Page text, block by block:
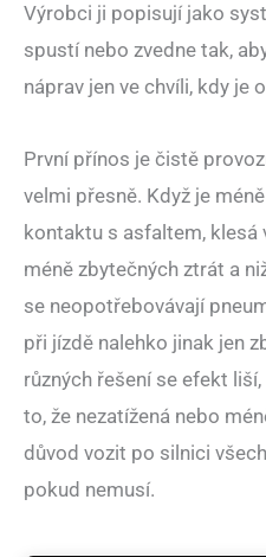
Výrobci ji popisují jako
spustí nebo zvedne tak,
náprav jen ve chvíli, kdy je
První přínos je čistě
velmi přesně. Když je
kontaktu s asfaltem, klesá
méně zbytečných ztrát a
se neopotřebovávají
při jízdě nalehko jinak jen
různých řešení se efekt
to, že nezatížená nebo
důvod vozit po silnici
pokud nemusí.